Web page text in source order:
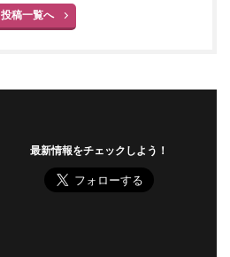
投稿一覧へ
最新情報をチェックしよう！